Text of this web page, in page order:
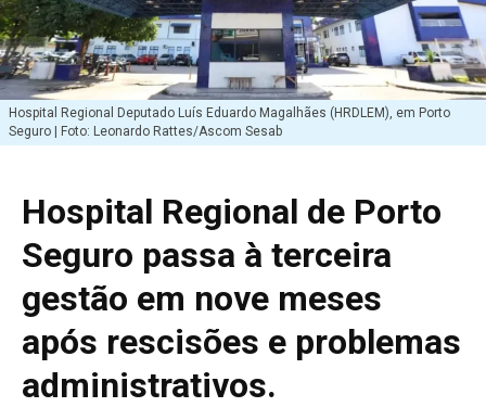
Hospital Regional Deputado Luís Eduardo Magalhães (HRDLEM), em Porto
Seguro | Foto: Leonardo Rattes/Ascom Sesab
Hospital Regional de Porto
Seguro passa à terceira
gestão em nove meses
após rescisões e problemas
administrativos.